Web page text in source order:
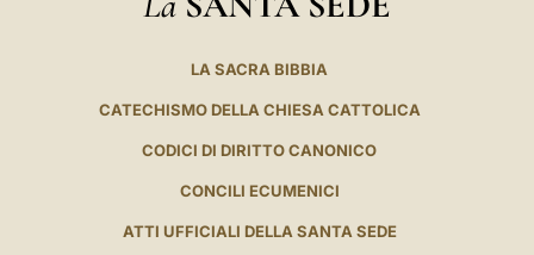
LA SACRA BIBBIA
CATECHISMO DELLA CHIESA CATTOLICA
CODICI DI DIRITTO CANONICO
CONCILI ECUMENICI
ATTI UFFICIALI DELLA SANTA SEDE